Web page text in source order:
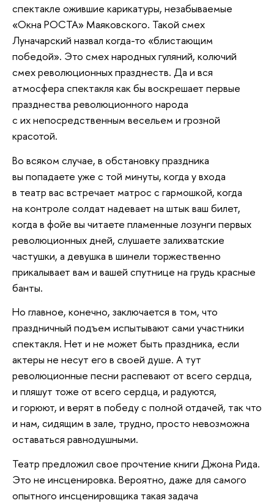
спектакле ожившие карикатуры, незабываемые
«Окна РОСТА» Маяковского. Такой смех
Луначарский назвал когда-то «блистающим
победой». Это смех народных гуляний, колючий
смех революционных празднеств. Да и вся
атмосфера спектакля как бы воскрешает первые
празднества революционного народа
с их непосредственным весельем и грозной
красотой.
Во всяком случае, в обстановку праздника
вы попадаете уже с той минуты, когда у входа
в театр вас встречает матрос с гармошкой, когда
на контроле солдат надевает на штык ваш билет,
когда в фойе вы читаете пламенные лозунги первых
революционных дней, слушаете залихватские
частушки, а девушка в шинели торжественно
прикалывает вам и вашей спутнице на грудь красные
банты.
Но главное, конечно, заключается в том, что
праздничный подъем испытывают сами участники
спектакля. Нет и не может быть праздника, если
актеры не несут его в своей душе. А тут
революционные песни распевают от всего сердца,
и пляшут тоже от всего сердца, и радуются,
и горюют, и верят в победу с полной отдачей, так что
и нам, сидящим в зале, трудно, просто невозможна
оставаться равнодушными.
Театр предложил свое прочтение книги Джона Рида.
Это не инсценировка. Вероятно, даже для самого
опытного инсценировщика такая задача